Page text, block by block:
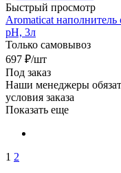
Быстрый просмотр
Aromaticat наполнитель
pH, 3л
Только самовывоз
697 ₽/шт
Под заказ
Наши менеджеры
условия заказа
Показать еще
1 2